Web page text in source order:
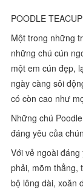
POODLE
Một trong những
những chú cún
một em cún đẹp,
ngày càng sôi
có còn cao như
Những chú
đáng yêu của
Với vẻ ngoài
phải, mõm thẳng,
bộ lông dài, xoăn